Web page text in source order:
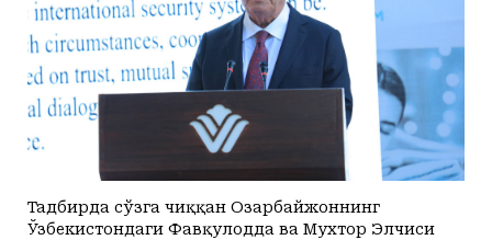
Тадбирда сўзга чиққан Озарбайжоннинг
Ўзбекистондаги Фавқулодда ва Мухтор Элчиси